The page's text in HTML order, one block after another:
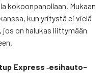
kokoon­pa­nol­laan. Mukaan
kun yri­tys­tä ei vie­lä
on halu­kas liit­ty­mään
Express ‑esi­hau­to­